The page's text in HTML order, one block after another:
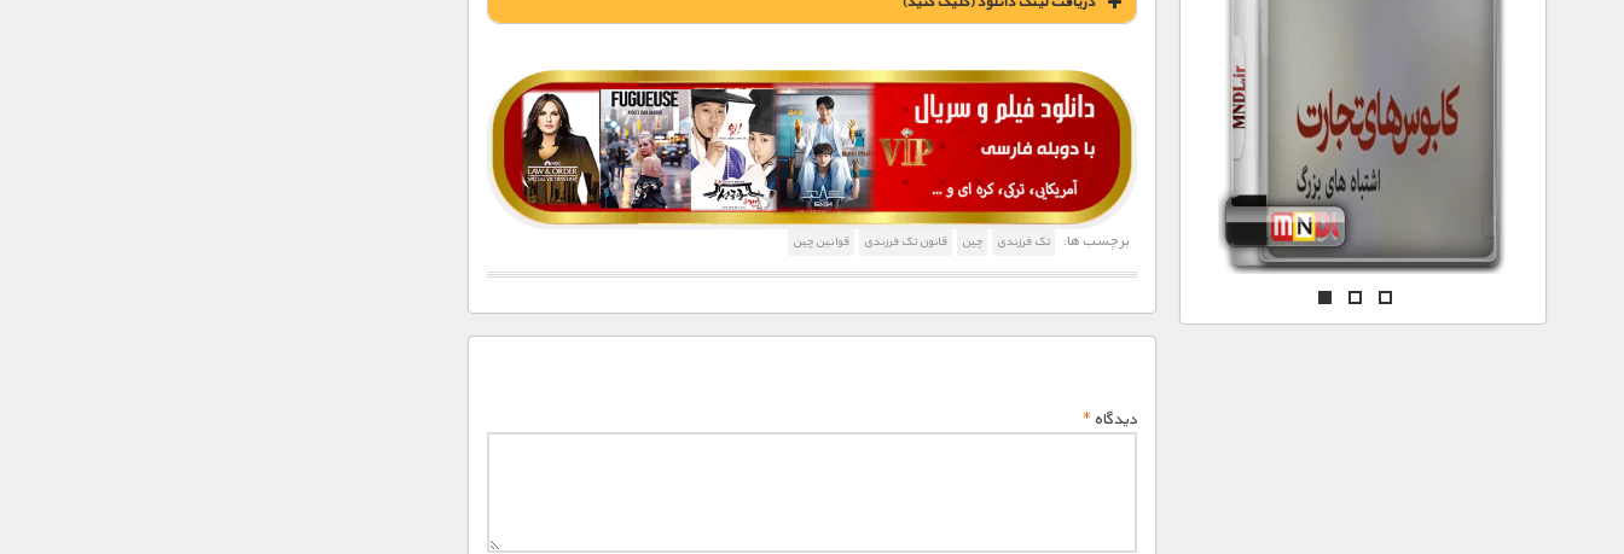
1900 تومان – خريد لينک دانلود (افزودن به سبد خريد)
برچسب ها: تک فرزندی چین قانون تک فرزندی قوانین چین
دیدگاه*